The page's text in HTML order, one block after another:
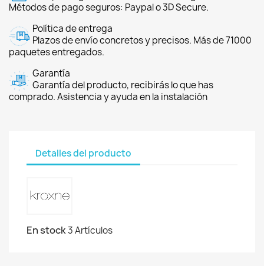
Métodos de pago seguros: Paypal o 3D Secure.
Política de entrega
Plazos de envío concretos y precisos. Más de 71000
paquetes entregados.
Garantía
Garantía del producto, recibirás lo que has
comprado. Asistencia y ayuda en la instalación
Detalles del producto
En stock3 Artículos